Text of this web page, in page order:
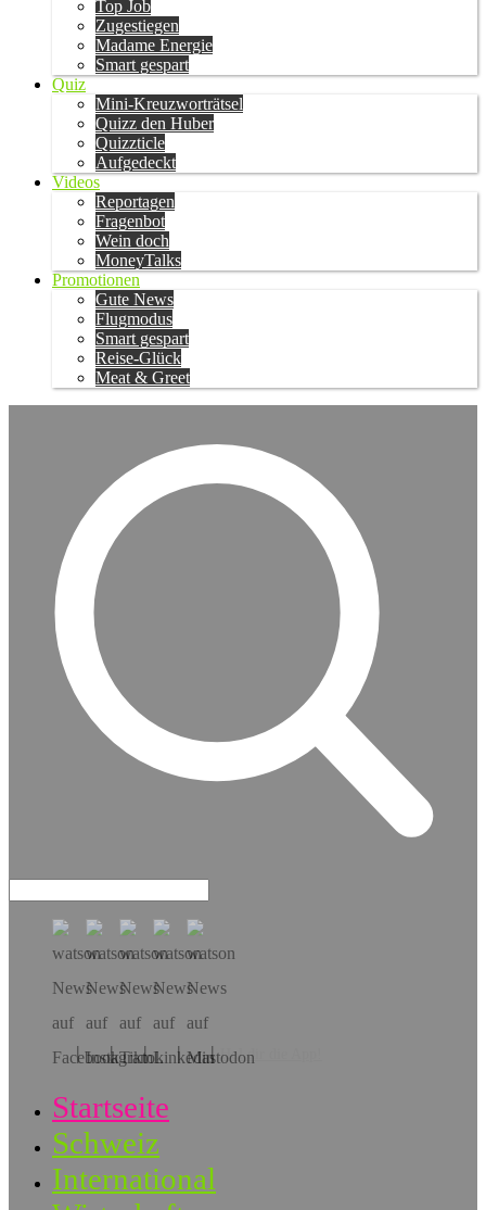
Top Job
Zugestiegen
Madame Energie
Smart gespart
Quiz
Mini-Kreuzworträtsel
Quizz den Huber
Quizzticle
Aufgedeckt
Videos
Reportagen
Fragenbot
Wein doch
MoneyTalks
Promotionen
Gute News
Flugmodus
Smart gespart
Reise-Glück
Meat & Greet
Hol dir die App!
Startseite
Schweiz
International